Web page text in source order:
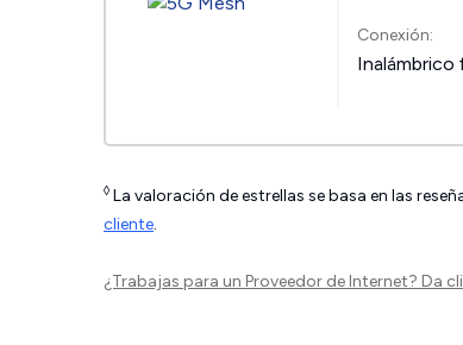
Conexión:
Inalámbrico
◊ La valoración de estrellas se basa en las
cliente.
¿Trabajas para un Proveedor de Internet? Da